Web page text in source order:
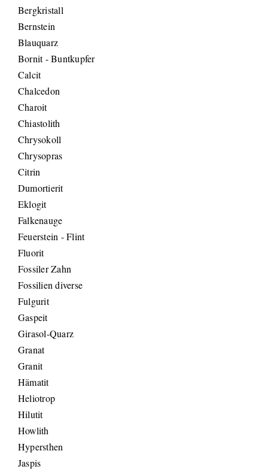
Bergkristall
Bernstein
Blauquarz
Bornit - Buntkupfer
Calcit
Chalcedon
Charoit
Chiastolith
Chrysokoll
Chrysopras
Citrin
Dumortierit
Eklogit
Falkenauge
Feuerstein - Flint
Fluorit
Fossiler Zahn
Fossilien diverse
Fulgurit
Gaspeit
Girasol-Quarz
Granat
Granit
Hämatit
Heliotrop
Hilutit
Howlith
Hypersthen
Jaspis